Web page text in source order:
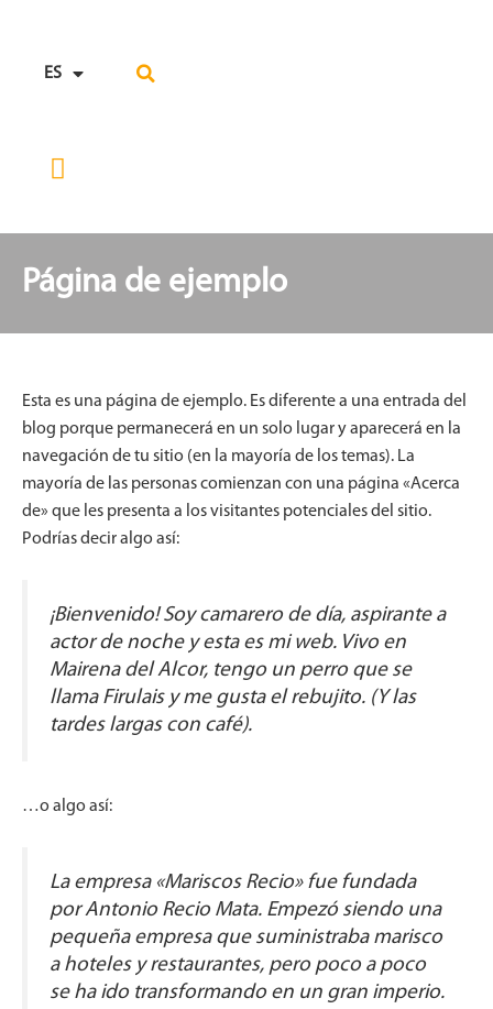
ES
EN
Página de ejemplo
Esta es una página de ejemplo. Es diferente a una entrada del
blog porque permanecerá en un solo lugar y aparecerá en la
navegación de tu sitio (en la mayoría de los temas). La
mayoría de las personas comienzan con una página «Acerca
de» que les presenta a los visitantes potenciales del sitio.
Podrías decir algo así:
¡Bienvenido! Soy camarero de día, aspirante a
actor de noche y esta es mi web. Vivo en
Mairena del Alcor, tengo un perro que se
llama Firulais y me gusta el rebujito. (Y las
tardes largas con café).
…o algo así:
La empresa «Mariscos Recio» fue fundada
por Antonio Recio Mata. Empezó siendo una
pequeña empresa que suministraba marisco
a hoteles y restaurantes, pero poco a poco
se ha ido transformando en un gran imperio.